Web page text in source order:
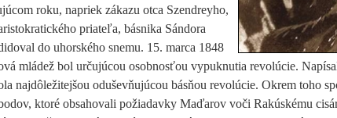
roku, napriek zákazu otca Szendreyho,
priateľa, básnika Sándora
do uhorského snemu. 15. marca 1848
mládež bol určujúcou osobnosťou vypuknutia revolúcie.
najdôležitejšou oduševňujúcou básňou revolúcie. Okrem toho
ktoré obsahovali požiadavky Maďarov voči Rakúskému